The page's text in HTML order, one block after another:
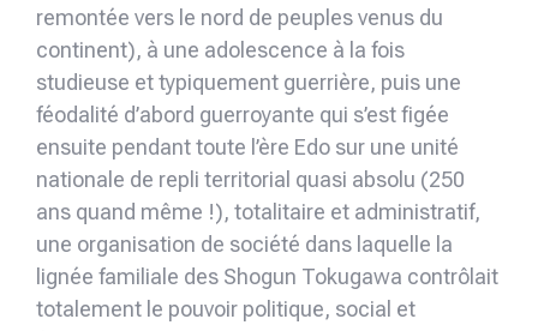
remontée vers le nord de peuples venus du
continent), à une adolescence à la fois
studieuse et typiquement guerrière, puis une
féodalité d’abord guerroyante qui s’est figée
ensuite pendant toute l’ère Edo sur une unité
nationale de repli territorial quasi absolu (250
ans quand même !), totalitaire et administratif,
une organisation de société dans laquelle la
lignée familiale des Shogun Tokugawa contrôlait
totalement le pouvoir politique, social et